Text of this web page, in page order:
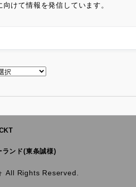
けて情報を発信しています。
ランド(東条誠様)
All Rights Reserved.